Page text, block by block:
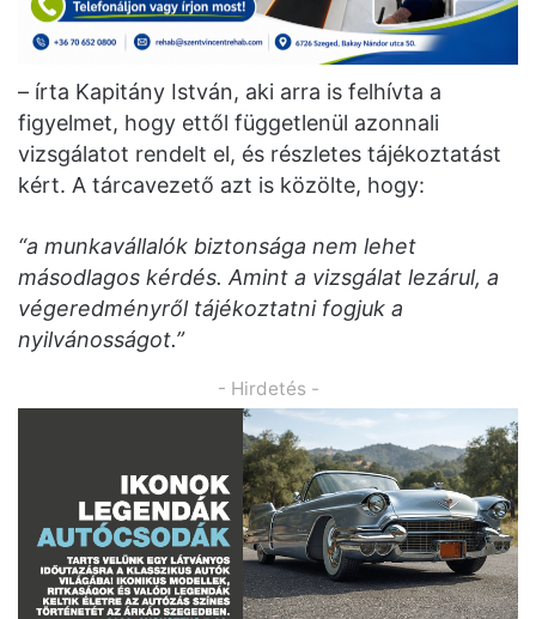
– írta Kapitány István, aki arra is felhívta a
figyelmet, hogy ettől függetlenül azonnali
vizsgálatot rendelt el, és részletes tájékoztatást
kért. A tárcavezető azt is közölte, hogy:
“a munkavállalók biztonsága nem lehet
másodlagos kérdés. Amint a vizsgálat lezárul, a
végeredményről tájékoztatni fogjuk a
nyilvánosságot.”
- Hirdetés -